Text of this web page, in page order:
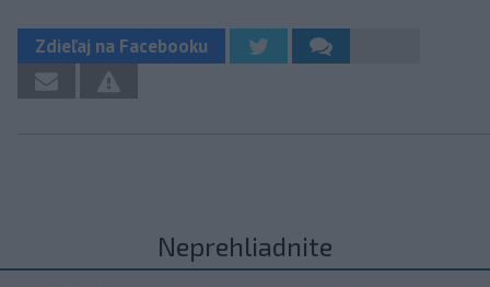
Zdieľaj na Facebooku
Neprehliadnite